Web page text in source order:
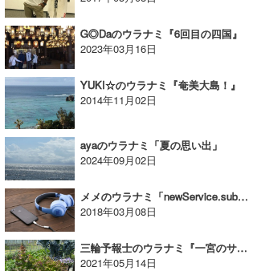
G◎Daのウラナミ『6回目の四国』
2023年03月16日
YUKI☆のウラナミ『奄美大島！』
2014年11月02日
ayaのウラナミ「夏の思い出」
2024年09月02日
メメのウラナミ「newService.subscribe()」
2018年03月08日
三輪予報士のウラナミ『一宮のサーファー兼業農家さんがSDGsだった』
2021年05月14日